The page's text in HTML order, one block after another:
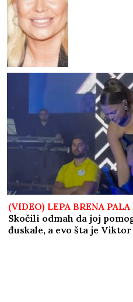
"Manite me ovoga":
izgubio ulogu u "Srećnim
Došao da
je ugledao
ŽIVOTA -